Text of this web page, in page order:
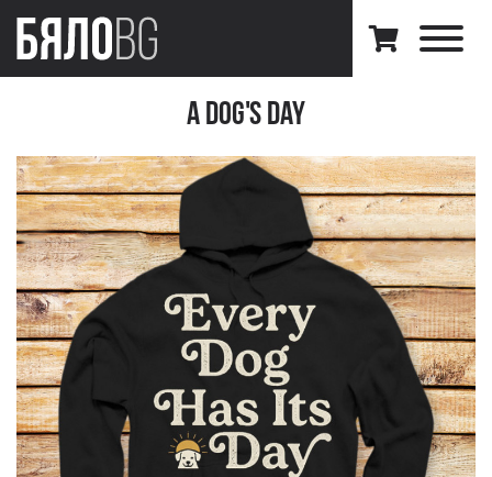
A Dog's Day